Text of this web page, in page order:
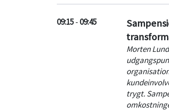
09:15-09:45
Morten
trygt.